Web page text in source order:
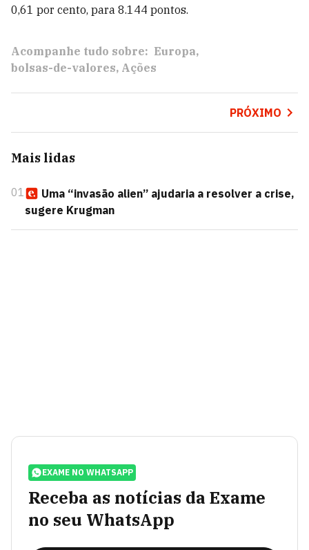
0,61 por cento, para 8.144 pontos.
Acompanhe tudo sobre: Europa
bolsas-de-valores Ações
PRÓXIMO
Mais lidas
01
Uma “invasão alien” ajudaria a resolver a crise,
sugere Krugman
EXAME NO WHATSAPP
Receba as notícias da Exame
no seu WhatsApp